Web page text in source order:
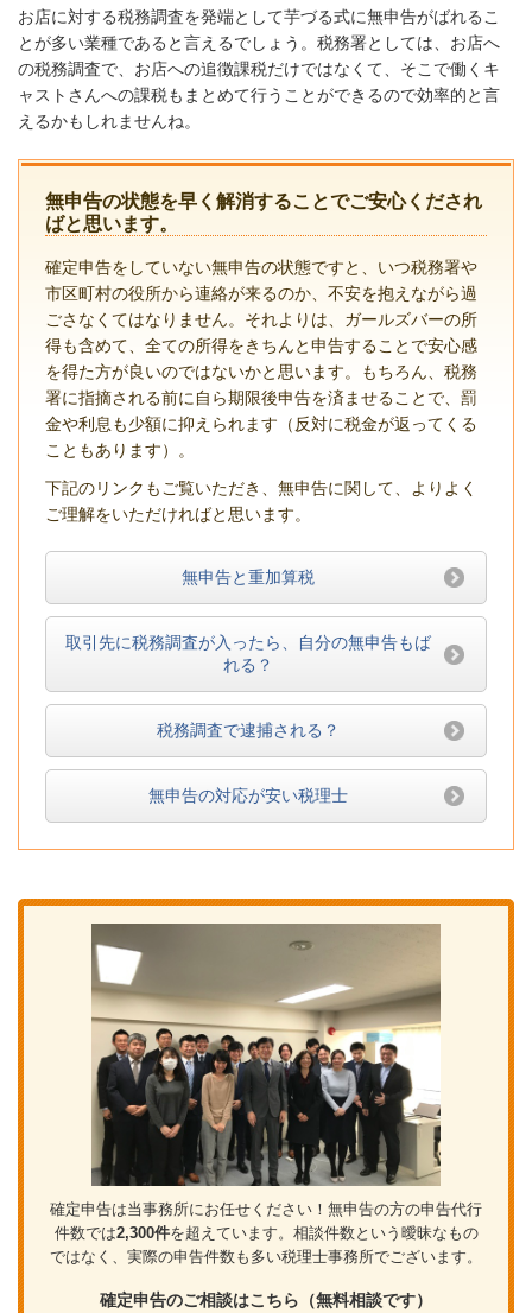
お店に対する税務調査を発端として芋づる式に無申告がばれるこ
とが多い業種であると言えるでしょう。税務署としては、お店へ
の税務調査で、お店への追徴課税だけではなくて、そこで働くキ
ャストさんへの課税もまとめて行うことができるので効率的と言
えるかもしれませんね。
無申告の状態を早く解消することでご安心くだされ
ばと思います。
確定申告をしていない無申告の状態ですと、いつ税務署や
市区町村の役所から連絡が来るのか、不安を抱えながら過
ごさなくてはなりません。それよりは、ガールズバーの所
得も含めて、全ての所得をきちんと申告することで安心感
を得た方が良いのではないかと思います。もちろん、税務
署に指摘される前に自ら期限後申告を済ませることで、罰
金や利息も少額に抑えられます（反対に税金が返ってくる
こともあります）。
下記のリンクもご覧いただき、無申告に関して、よりよく
ご理解をいただければと思います。
無申告と重加算税
取引先に税務調査が入ったら、自分の無申告もば
れる？
税務調査で逮捕される？
無申告の対応が安い税理士
確定申告は当事務所にお任せください！無申告の方の申告代行
件数では2,300件を超えています。相談件数という曖昧なもの
ではなく、実際の申告件数も多い税理士事務所でございます。
確定申告のご相談はこちら（無料相談です）